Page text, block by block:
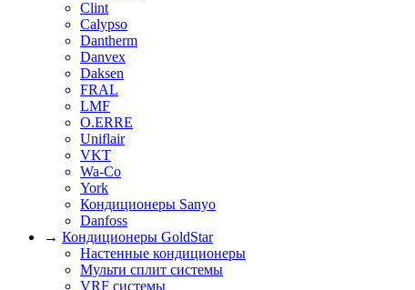
Clint
Calypso
Dantherm
Danvex
Daksen
FRAL
LMF
O.ERRE
Uniflair
VKT
Wa-Co
York
Кондиционеры Sanyo
Danfoss
→ Кондиционеры GoldStar
Настенные кондиционеры
Мульти сплит системы
VRF системы